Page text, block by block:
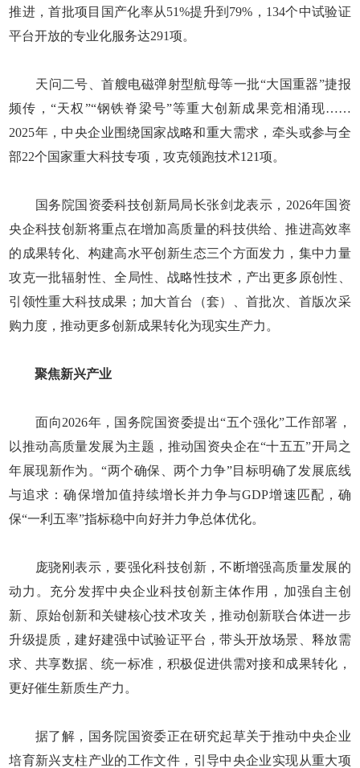
推进，首批项目国产化率从51%提升到79%，134个中试验证
平台开放的专业化服务达291项。
天问二号、首艘电磁弹射型航母等一批“大国重器”捷报
频传，“天权”“钢铁脊梁号”等重大创新成果竞相涌现……
2025年，中央企业围绕国家战略和重大需求，牵头或参与全
部22个国家重大科技专项，攻克领跑技术121项。
国务院国资委科技创新局局长张剑龙表示，2026年国资
央企科技创新将重点在增加高质量的科技供给、推进高效率
的成果转化、构建高水平创新生态三个方面发力，集中力量
攻克一批辐射性、全局性、战略性技术，产出更多原创性、
引领性重大科技成果；加大首台（套）、首批次、首版次采
购力度，推动更多创新成果转化为现实生产力。
聚焦新兴产业
面向2026年，国务院国资委提出“五个强化”工作部署，
以推动高质量发展为主题，推动国资央企在“十五五”开局之
年展现新作为。“两个确保、两个力争”目标明确了发展底线
与追求：确保增加值持续增长并力争与GDP增速匹配，确
保“一利五率”指标稳中向好并力争总体优化。
庞骁刚表示，要强化科技创新，不断增强高质量发展的
动力。充分发挥中央企业科技创新主体作用，加强自主创
新、原始创新和关键核心技术攻关，推动创新联合体进一步
升级提质，建好建强中试验证平台，带头开放场景、释放需
求、共享数据、统一标准，积极促进供需对接和成果转化，
更好催生新质生产力。
据了解，国务院国资委正在研究起草关于推动中央企业
培育新兴支柱产业的工作文件，引导中央企业实现从重大项